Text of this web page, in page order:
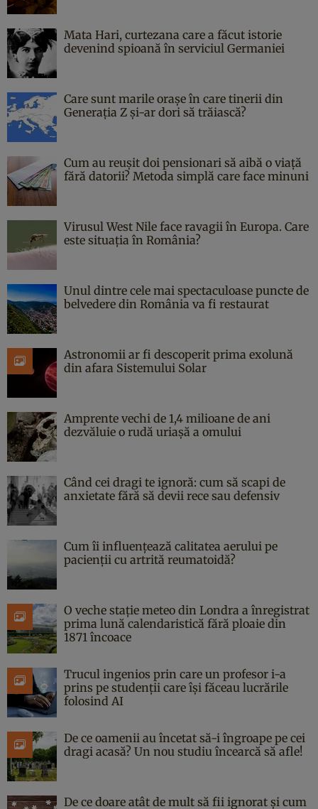
Mata Hari, curtezana care a făcut istorie
devenind spioană în serviciul Germaniei
Care sunt marile orașe în care tinerii din
Generația Z și-ar dori să trăiască?
Cum au reușit doi pensionari să aibă o viață
fără datorii? Metoda simplă care face minuni
Virusul West Nile face ravagii în Europa. Care
este situația în România?
Unul dintre cele mai spectaculoase puncte de
belvedere din România va fi restaurat
Astronomii ar fi descoperit prima exolună
din afara Sistemului Solar
Amprente vechi de 1,4 milioane de ani
dezvăluie o rudă uriașă a omului
Când cei dragi te ignoră: cum să scapi de
anxietate fără să devii rece sau defensiv
Cum îi influențează calitatea aerului pe
pacienții cu artrită reumatoidă?
O veche stație meteo din Londra a înregistrat
prima lună calendaristică fără ploaie din
1871 încoace
Trucul ingenios prin care un profesor i-a
prins pe studenții care își făceau lucrările
folosind AI
De ce oamenii au încetat să-i îngroape pe cei
dragi acasă? Un nou studiu încearcă să afle!
De ce doare atât de mult să fii ignorat și cum